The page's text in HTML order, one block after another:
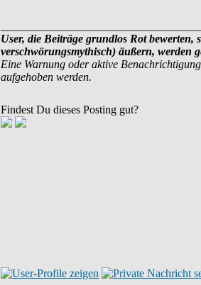
User, die Beiträge grundlos Rot
verschwörungsmythisch) äußern, werden
Eine Warnung oder aktive
aufgehoben werden.
Findest Du dieses Posting gut?